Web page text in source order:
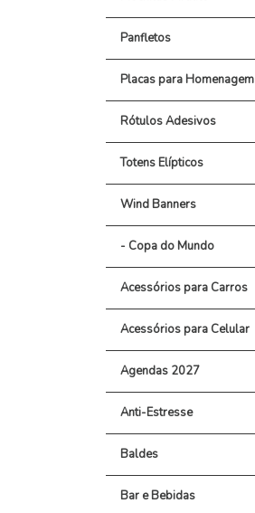
Panfletos
Placas para Homenagem
Rótulos Adesivos
Totens Elípticos
Wind Banners
- Copa do Mundo
Acessórios para Carros
Acessórios para Celular
Agendas 2027
Anti-Estresse
Baldes
Bar e Bebidas